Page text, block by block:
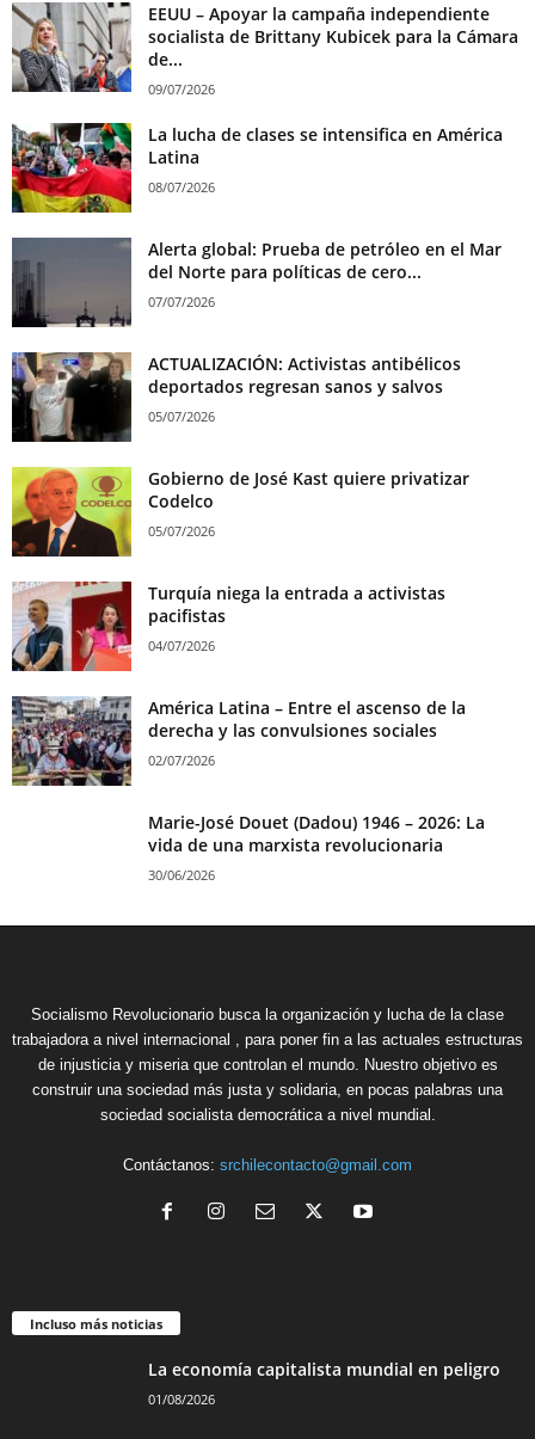
EEUU – Apoyar la campaña independiente
socialista de Brittany Kubicek para la Cámara
de...
09/07/2026
La lucha de clases se intensifica en América
Latina
08/07/2026
Alerta global: Prueba de petróleo en el Mar
del Norte para políticas de cero...
07/07/2026
ACTUALIZACIÓN: Activistas antibélicos
deportados regresan sanos y salvos
05/07/2026
Gobierno de José Kast quiere privatizar
Codelco
05/07/2026
Turquía niega la entrada a activistas
pacifistas
04/07/2026
América Latina – Entre el ascenso de la
derecha y las convulsiones sociales
02/07/2026
Marie-José Douet (Dadou) 1946 – 2026: La
vida de una marxista revolucionaria
30/06/2026
Socialismo Revolucionario busca la organización y lucha de la clase
trabajadora a nivel internacional , para poner fin a las actuales estructuras
de injusticia y miseria que controlan el mundo. Nuestro objetivo es
construir una sociedad más justa y solidaria, en pocas palabras una
sociedad socialista democrática a nivel mundial.
Contáctanos: srchilecontacto@gmail.com
Incluso más noticias
La economía capitalista mundial en peligro
01/08/2026